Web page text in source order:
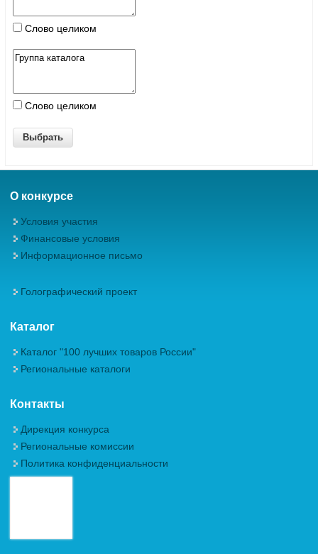
Слово целиком
Слово целиком
О конкурсе
Условия участия
Финансовые условия
Информационное письмо
Голографический проект
Каталог
Каталог "100 лучших товаров России"
Региональные каталоги
Контакты
Дирекция конкурса
Региональные комиссии
Политика конфиденциальности